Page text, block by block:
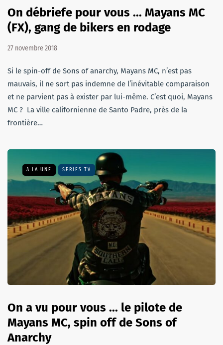
On débriefe pour vous ... Mayans MC
(FX), gang de bikers en rodage
27 novembre 2018
Si le spin-off de Sons of anarchy, Mayans MC, n’est pas
mauvais, il ne sort pas indemne de l’inévitable comparaison
et ne parvient pas à exister par lui-même. C’est quoi, Mayans
MC ? La ville californienne de Santo Padre, près de la
frontière…
A LA UNE SÉRIES TV
On a vu pour vous ... le pilote de
Mayans MC, spin off de Sons of
Anarchy